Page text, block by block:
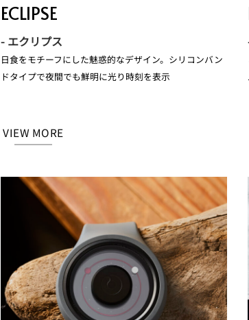
ECLIPSE
- エクリプス
日食をモチーフにした魅惑的なデザイン。シリコンバン
ドタイプで夜間でも鮮明に光り時刻を表示
VIEW MORE